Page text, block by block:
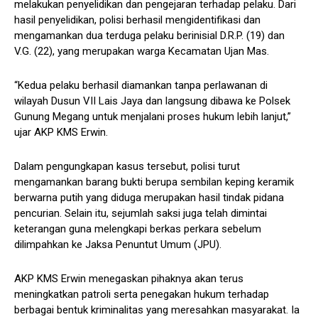
melakukan penyelidikan dan pengejaran terhadap pelaku. Dari
hasil penyelidikan, polisi berhasil mengidentifikasi dan
mengamankan dua terduga pelaku berinisial D.R.P. (19) dan
V.G. (22), yang merupakan warga Kecamatan Ujan Mas.
“Kedua pelaku berhasil diamankan tanpa perlawanan di
wilayah Dusun VII Lais Jaya dan langsung dibawa ke Polsek
Gunung Megang untuk menjalani proses hukum lebih lanjut,”
ujar AKP KMS Erwin.
Dalam pengungkapan kasus tersebut, polisi turut
mengamankan barang bukti berupa sembilan keping keramik
berwarna putih yang diduga merupakan hasil tindak pidana
pencurian. Selain itu, sejumlah saksi juga telah dimintai
keterangan guna melengkapi berkas perkara sebelum
dilimpahkan ke Jaksa Penuntut Umum (JPU).
AKP KMS Erwin menegaskan pihaknya akan terus
meningkatkan patroli serta penegakan hukum terhadap
berbagai bentuk kriminalitas yang meresahkan masyarakat. Ia